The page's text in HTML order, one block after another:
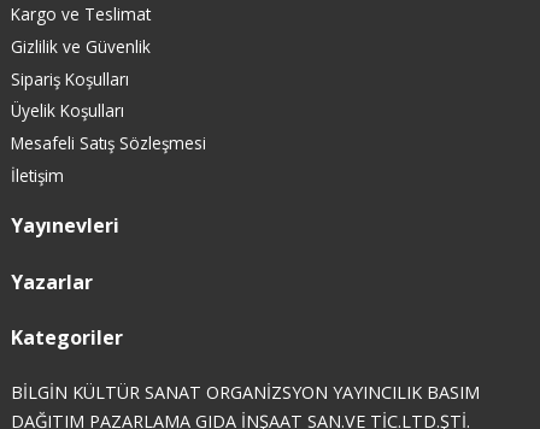
Kargo ve Teslimat
Gizlilik ve Güvenlik
Sipariş Koşulları
Üyelik Koşulları
Mesafeli Satış Sözleşmesi
İletişim
Yayınevleri
Yazarlar
Kategoriler
BİLGİN KÜLTÜR SANAT ORGANİZSYON YAYINCILIK BASIM
DAĞITIM PAZARLAMA GIDA İNŞAAT SAN.VE TİC.LTD.ŞTİ.